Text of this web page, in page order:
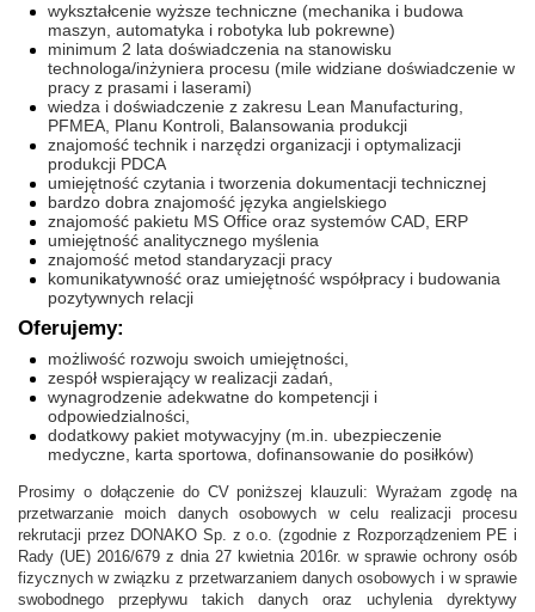
wykształcenie wyższe techniczne (mechanika i budowa
maszyn, automatyka i robotyka lub pokrewne)
minimum 2 lata doświadczenia na stanowisku
technologa/inżyniera procesu (mile widziane doświadczenie w
pracy z prasami i laserami)
wiedza i doświadczenie z zakresu Lean Manufacturing,
PFMEA, Planu Kontroli, Balansowania produkcji
znajomość technik i narzędzi organizacji i optymalizacji
produkcji PDCA
umiejętność czytania i tworzenia dokumentacji technicznej
bardzo dobra znajomość języka angielskiego
znajomość pakietu MS Office oraz systemów CAD, ERP
umiejętność analitycznego myślenia
znajomość metod standaryzacji pracy
komunikatywność oraz umiejętność współpracy i budowania
pozytywnych relacji
Oferujemy:
możliwość rozwoju swoich umiejętności,
zespół wspierający w realizacji zadań,
wynagrodzenie adekwatne do kompetencji i
odpowiedzialności,
dodatkowy pakiet motywacyjny (m.in. ubezpieczenie
medyczne, karta sportowa, dofinansowanie do posiłków)
Prosimy o dołączenie do CV poniższej klauzuli: Wyrażam zgodę na
przetwarzanie moich danych osobowych w celu realizacji procesu
rekrutacji przez DONAKO Sp. z o.o. (zgodnie z Rozporządzeniem PE i
Rady (UE) 2016/679 z dnia 27 kwietnia 2016r. w sprawie ochrony osób
fizycznych w związku z przetwarzaniem danych osobowych i w sprawie
swobodnego przepływu takich danych oraz uchylenia dyrektywy